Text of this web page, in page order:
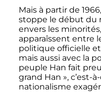
Mais à partir de
stoppe le début du
envers les
apparaîssent entre
politique officielle
mais aussi avec la
peuple Han fait
grand Han », c’est-
nationalisme